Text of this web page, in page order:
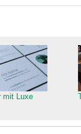
mit Luxe